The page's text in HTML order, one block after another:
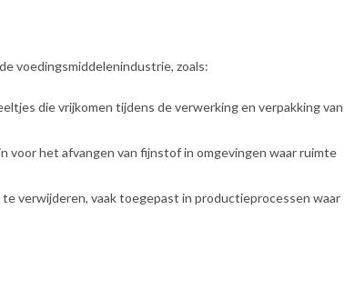
voedingsmiddelenindustrie, zoals:
die vrijkomen tijdens de verwerking en verpakking van
voor het afvangen van fijnstof in omgevingen waar ruimte
verwijderen, vaak toegepast in productieprocessen waar